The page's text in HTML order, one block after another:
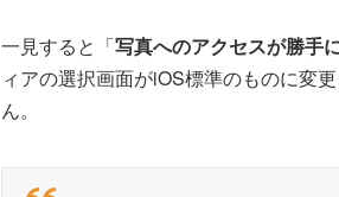
一見すると「写真へのアクセスが勝手
ィアの選択画面がiOS標準のものに変
ん。